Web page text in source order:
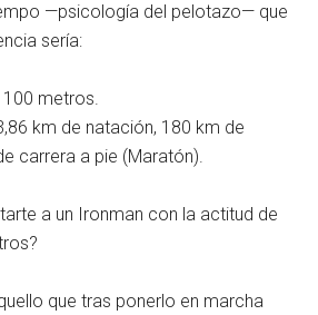
—psicología del pelotazo— que
sería:
metros.
km de natación, 180 km de
carrera a pie (Maratón).
a un Ironman con la actitud de
que tras ponerlo en marcha